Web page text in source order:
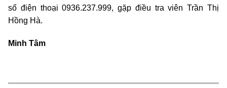
số điện thoại 0936.237.999, gặp điều tra viên Trần Thị
Hồng Hà.
Minh Tâm